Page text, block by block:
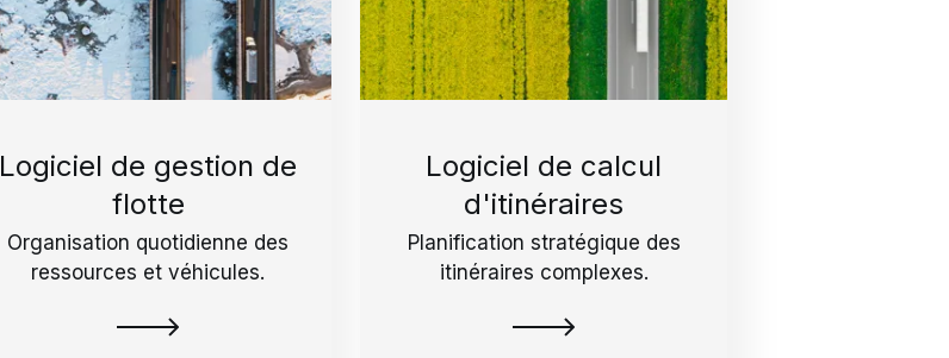
Logiciel de gestion de
flotte
Organisation quotidienne des
ressources et véhicules.
Logiciel de calcul
d'itinéraires
Planification stratégique des
itinéraires complexes.